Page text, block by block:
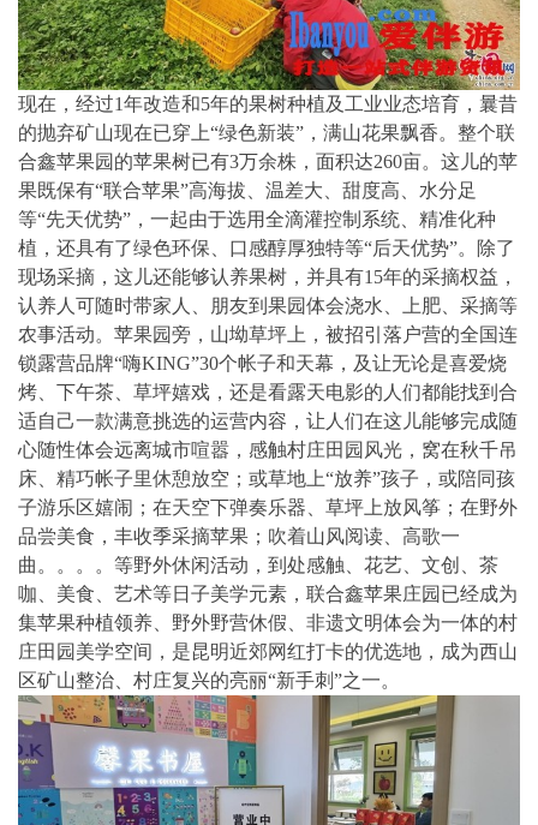
现在，经过1年改造和5年的果树种植及工业业态培育，曩昔
的抛弃矿山现在已穿上“绿色新装”，满山花果飘香。整个联
合鑫苹果园的苹果树已有3万余株，面积达260亩。这儿的苹
果既保有“联合苹果”高海拔、温差大、甜度高、水分足
等“先天优势”，一起由于选用全滴灌控制系统、精准化种
植，还具有了绿色环保、口感醇厚独特等“后天优势”。除了
现场采摘，这儿还能够认养果树，并具有15年的采摘权益，
认养人可随时带家人、朋友到果园体会浇水、上肥、采摘等
农事活动。苹果园旁，山坳草坪上，被招引落户营的全国连
锁露营品牌“嗨KING”30个帐子和天幕，及让无论是喜爱烧
烤、下午茶、草坪嬉戏，还是看露天电影的人们都能找到合
适自己一款满意挑选的运营内容，让人们在这儿能够完成随
心随性体会远离城市喧嚣，感触村庄田园风光，窝在秋千吊
床、精巧帐子里休憩放空；或草地上“放养”孩子，或陪同孩
子游乐区嬉闹；在天空下弹奏乐器、草坪上放风筝；在野外
品尝美食，丰收季采摘苹果；吹着山风阅读、高歌一
曲。。。。等野外休闲活动，到处感触、花艺、文创、茶
咖、美食、艺术等日子美学元素，联合鑫苹果庄园已经成为
集苹果种植领养、野外野营休假、非遗文明体会为一体的村
庄田园美学空间，是昆明近郊网红打卡的优选地，成为西山
区矿山整治、村庄复兴的亮丽“新手刺”之一。